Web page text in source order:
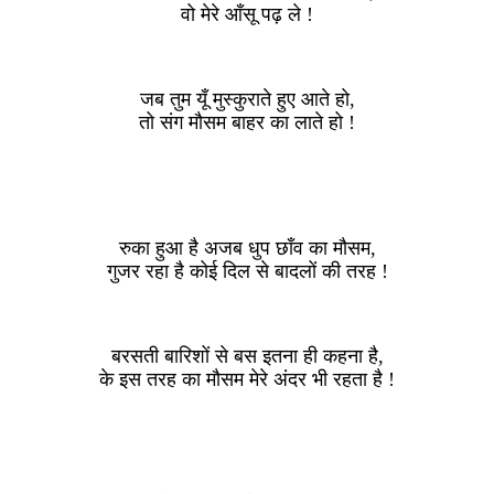
वो मेरे आँसू पढ़ ले !
जब तुम यूँ मुस्कुराते हुए आते हो,
तो संग मौसम बाहर का लाते हो !
रुका हुआ है अजब धुप छाँव का मौसम,
गुजर रहा है कोई दिल से बादलों की तरह !
बरसती बारिशों से बस इतना ही कहना है,
के इस तरह का मौसम मेरे अंदर भी रहता है !